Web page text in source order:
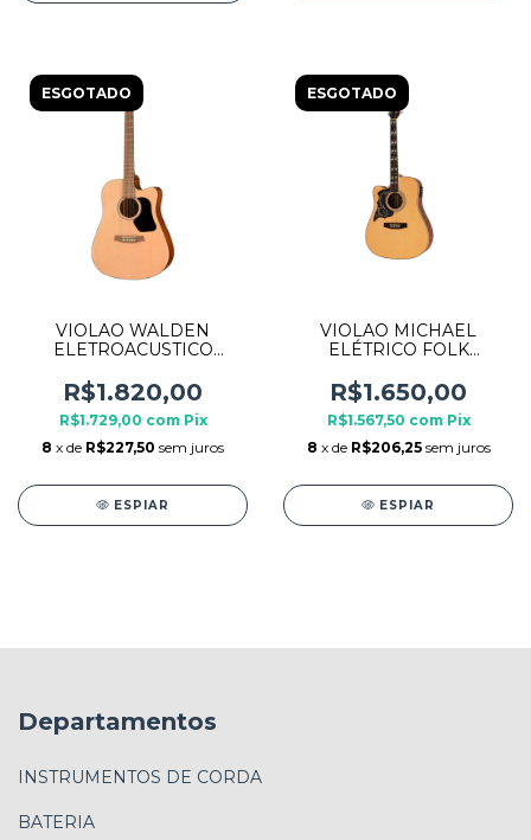
ESGOTADO
VIOLAO WALDEN
ELETROACUSTICO
NATURAL
R$1.820,00
R$1.729,00 com Pix
8 x de R$227,50 sem juros
ESPIAR
ESGOTADO
VIOLAO MICHAEL
ELÉTRICO FOLK
CANHOTO
R$1.650,00
R$1.567,50 com Pix
8 x de R$206,25 sem juros
ESPIAR
Departamentos
INSTRUMENTOS DE CORDA
BATERIA